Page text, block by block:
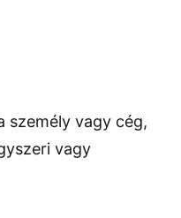
személy vagy cég,
vagy